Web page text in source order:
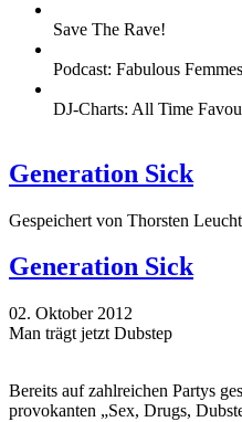
Save The Rave!
Podcast: Fabulous
DJ-Charts: All Time
Generation Sick
Gespeichert von Thorsten Leucht
Generation Sick
02. Oktober 2012
Man trägt jetzt Dubstep
Bereits auf zahlreichen Partys
provokanten „Sex, Drugs,